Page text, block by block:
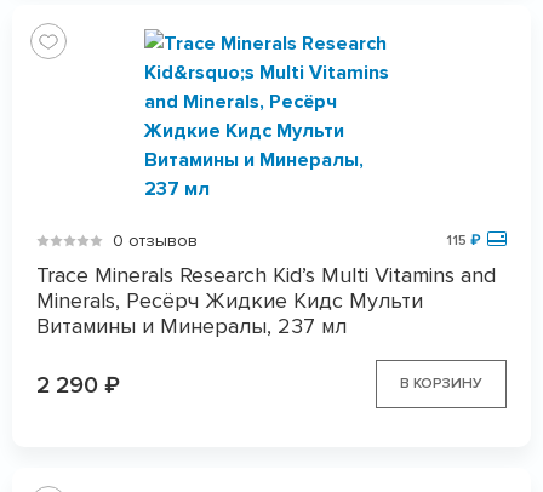
0 отзывов 115 ₽
Trace Minerals Research Kid’s Multi Vitamins and
Minerals, Ресёрч Жидкие Кидс Мульти
Витамины и Минералы, 237 мл
2 290 ₽ В КОРЗИНУ